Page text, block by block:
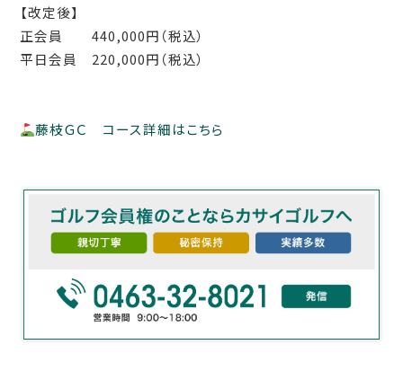
【改定後】
正会員440,000円（税込）
平日会員 220,000円（税込）
藤枝ＧＣ コース詳細はこちら